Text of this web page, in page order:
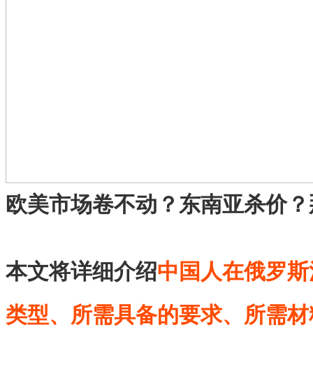
欧美市场卷不动？东南亚杀价
本文将详细介绍中国人在俄罗
类型、所需具备的要求、所需